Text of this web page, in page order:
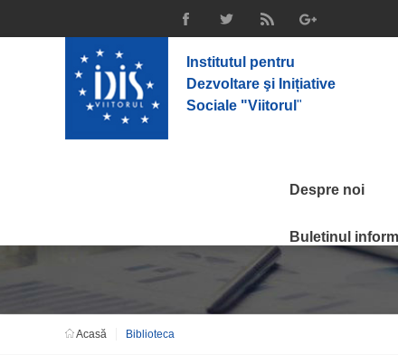
Institutul pentru
Dezvoltare şi Inițiative
Sociale "Viitorul "
Despre noi
Buletinul
Acasă Biblioteca